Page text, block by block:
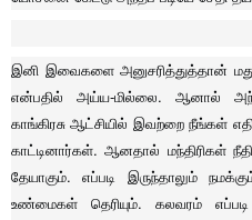
இனி இவைகளை அனுசரித்துத்தான்
என்பதில் அய்ய-மில்லை. ஆனால் அந்த
காங்கிரசு ஆட்சியில் இவற்றை நீங்கள்
காட்டினார்கள். ஆனதால் மந்திரிகள்
தேயாகும். எப்படி இருந்தாலும்
உண்மைகள் தெரியும். கலவரம் எப்படி